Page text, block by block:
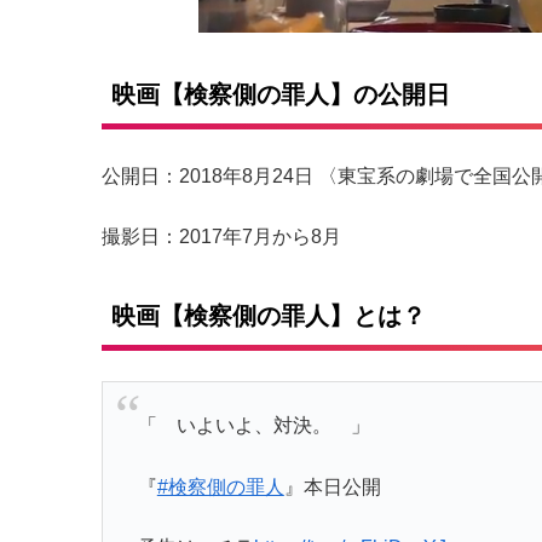
映画【検察側の罪人】の公開日
公開日：2018年8月24日 〈東宝系の劇場で全国公
撮影日：2017年7月から8月
映画【検察側の罪人】とは？
「 いよいよ、対決。 」
『#検察側の罪人 』本日公開